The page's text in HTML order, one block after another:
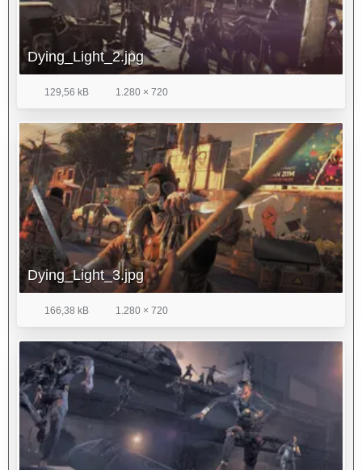
Dying_Light_2.jpg
129,56 kB 1.280 × 720
Dying_Light_3.jpg
166,38 kB 1.280 × 720